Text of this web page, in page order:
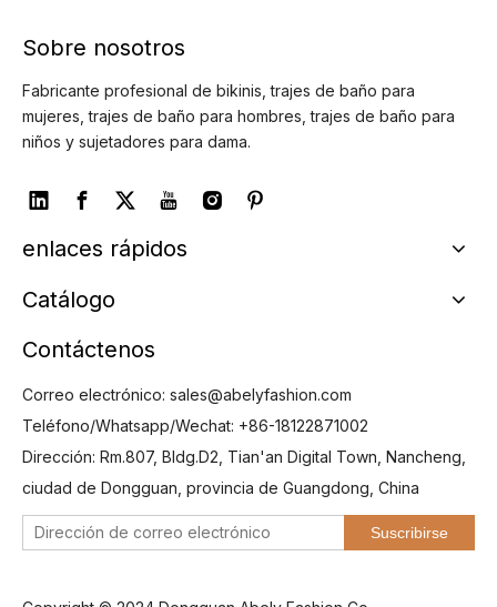
Sobre nosotros
Fabricante profesional de bikinis, trajes de baño para
mujeres, trajes de baño para hombres, trajes de baño para
niños y sujetadores para dama.
enlaces rápidos
Catálogo
Contáctenos
Correo electrónico: sales@abelyfashion.com
Teléfono/Whatsapp/Wechat: +86-18122871002
Dirección: Rm.807, Bldg.D2, Tian'an Digital Town, Nancheng,
ciudad de Dongguan, provincia de Guangdong, China
Suscribirse